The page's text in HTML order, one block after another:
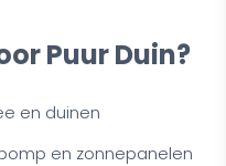
Puur Duin?
en duinen
en zonnepanelen